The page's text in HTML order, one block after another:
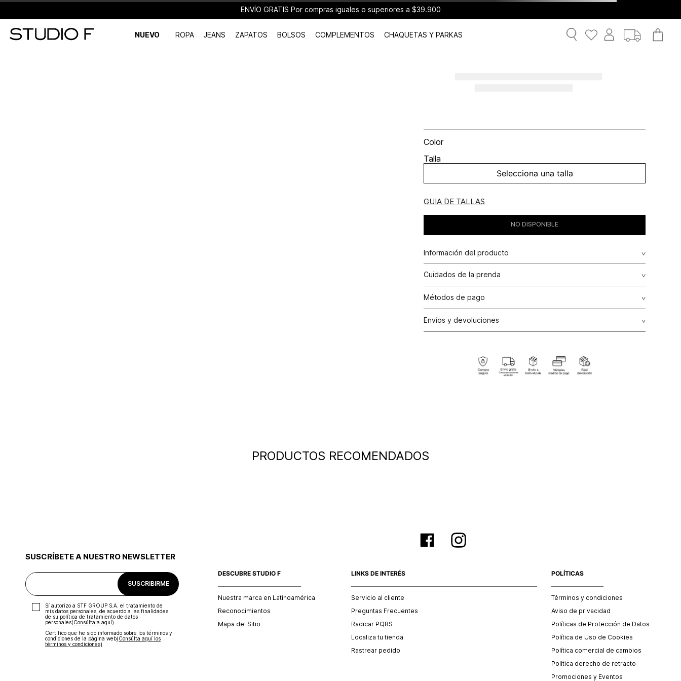
ENVÍO GRATIS Por compras iguales o superiores a $39.900
NUEVO ROPA JEANS ZAPATOS BOLSOS COMPLEMENTOS CHAQUETAS Y PARKAS
Color
Talla
Selecciona una talla
GUIA DE TALLAS
NO DISPONIBLE
Información del producto
Cuidados de la prenda
Métodos de pago
Tarjetas de crédito: Visa, Dinners, Master Card y American Express.
Envíos y devoluciones
tiendas de línea del país podrán realizarse en un plazo máximo de
30 días calendario contados a partir de la fecha de compra, siempre
y cuando el producto no haya sido usado, se encuentre en perfectas
Excepciones:
baño, accesorios y/o productos comprados en tiendas outlet o en
PRODUCTOS RECOMENDADOS
SUSCRÍBETE A NUESTRO NEWSLETTER
SUSCRIBIRME
Sí autorizo a STF GROUP S.A. el tratamiento de
mis datos personales, de acuerdo a las finalidades
de su política de tratamiento de datos
personales‎(Consúltala aquí)
Certifico que he sido informado sobre los términos y
condiciones de la página web‎(Consúlta aquí los
términos y condiciones)
DESCUBRE STUDIO F
Nuestra marca en Latinoamérica
Reconocimientos
Mapa del Sitio
LINKS DE INTERÉS
Servicio al cliente
Preguntas Frecuentes
Radicar PQRS
Localiza tu tienda
Rastrear pedido
POLÍTICAS
Términos y condiciones
Aviso de privacidad
Políticas de Protección de Datos
Política de Uso de Cookies
Política comercial de cambios
Política derecho de retracto
Promociones y Eventos